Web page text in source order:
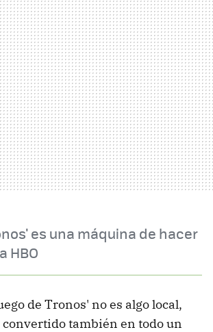
es una máquina de hacer
HBO
de Tronos' no es algo local,
convertido también en todo un